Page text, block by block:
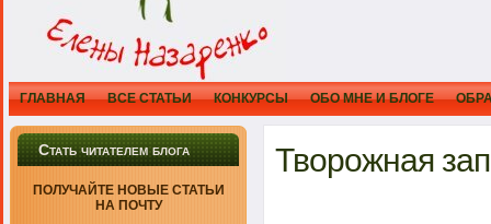
ГЛАВНАЯ ВСЕ СТАТЬИ КОНКУРСЫ ОБО МНЕ И БЛОГЕ
Стать читателем блога
ПОЛУЧАЙТЕ НОВЫЕ СТАТЬИ
НА ПОЧТУ
Творожная